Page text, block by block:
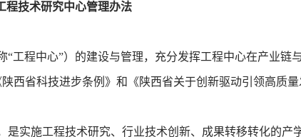
程技术研究中心管理办法
程中心”）的建设与管理，充分发挥工程中心在产业链
西省科技进步条例》和《陕西省关于创新驱动引领高质
实施工程技术研究、行业技术创新、成果转移转化的产